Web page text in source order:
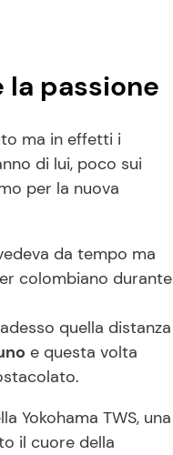
la passione
ma in effetti i
di lui, poco sui
per la nuova
da tempo ma
colombiano durante
quella distanza
e questa volta
Yokohama TWS, una
il cuore della